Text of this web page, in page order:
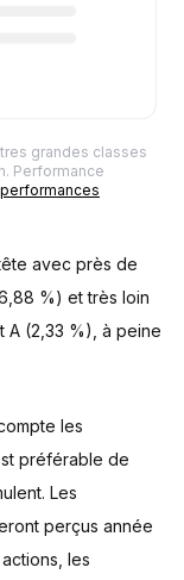
grandes classes
Performance
avec près de
%) et très loin
A (2,33 %), à peine
les
préférable de
Les
perçus année
les